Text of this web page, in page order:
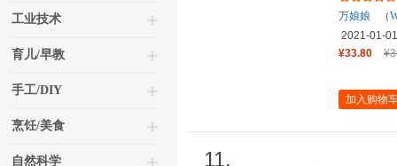
工业技术
育儿/早教
手工/DIY
烹饪/美食
自然科学
万娘娘 （
2021-01-01
¥33.80
加入购物
11.